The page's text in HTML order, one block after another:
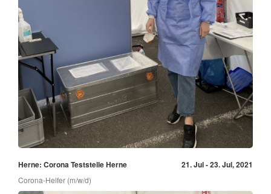
Herne: Corona Teststelle Herne 21. Jul - 23. Jul, 2021
Corona-Helfer (m/w/d)